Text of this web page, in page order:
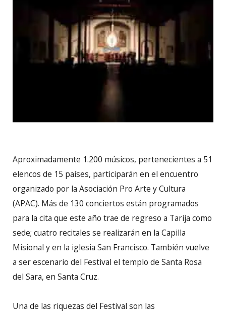
Aproximadamente 1.200 músicos, pertenecientes a 51
elencos de 15 países, participarán en el encuentro
organizado por la Asociación Pro Arte y Cultura
(APAC). Más de 130 conciertos están programados
para la cita que este año trae de regreso a Tarija como
sede; cuatro recitales se realizarán en la Capilla
Misional y en la iglesia San Francisco. También vuelve
a ser escenario del Festival el templo de Santa Rosa
del Sara, en Santa Cruz.
Una de las riquezas del Festival son las